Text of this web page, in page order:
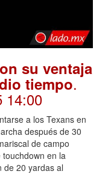
su ventaja
tiempo.
14:00
a los Texans en
después de 30
de campo
en la
de 20 yardas al